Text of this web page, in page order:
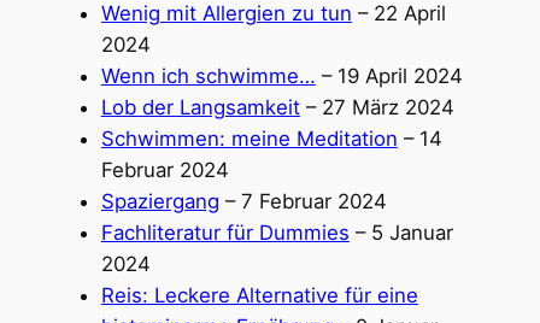
Wenig mit Allergien zu tun – 22 April
2024
Wenn ich schwimme… – 19 April 2024
Lob der Langsamkeit– 27 März 2024
Schwimmen: meine Meditation – 14
Februar 2024
Spaziergang – 7 Februar 2024
Fachliteratur für Dummies – 5 Januar
2024
Reis: Leckere Alternative für eine